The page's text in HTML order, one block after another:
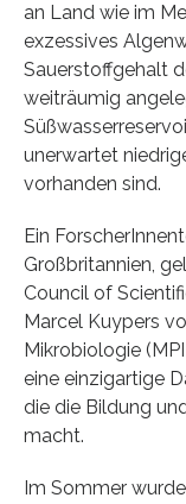
an Land wie im
exzessives
Sauerstoffgehalt
weiträumig
unerwartet
vorhanden sind.
Ein
Großbritannien,
Council of
Marcel Kuypers
Mikrobiologie
eine einzigartige
die die Bildung
macht.
Im Sommer